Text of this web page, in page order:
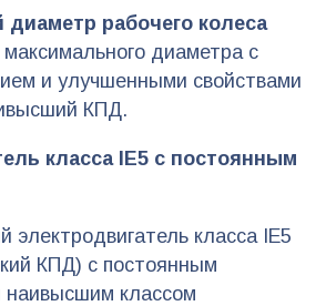
рабочего колеса
диаметра с
и улучшенными свойствами
КПД.
класса IE5 с постоянным
электродвигатель класса IE5
КПД) с постоянным
наивысшим классом